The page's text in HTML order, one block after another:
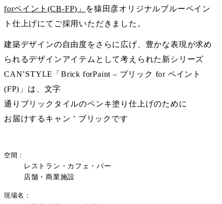
forペイント(CB-FP)」
を猿田彦オリジナルブルーペイン
ト仕上げにてご採用いただきました。
建築デザインの自由度をさらに広げ、豊かな表現が求め
られるデザインアイテムとして考えられた新シリーズ
CAN’STYLE「Brick forPaint – ブリック for ペイント
(FP)」は、文字
通りブリックタイルのペンキ塗り仕上げのために
お届けするキャン ’ ブリックです
空間
レストラン・カフェ・バー
店舗・商業施設
現場名